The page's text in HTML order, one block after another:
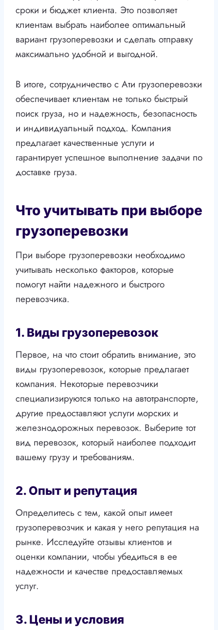
сроки и бюджет клиента. Это позволяет
клиентам выбрать наиболее оптимальный
вариант грузоперевозки и сделать отправку
максимально удобной и выгодной.
В итоге, сотрудничество с Ати грузоперевозки
обеспечивает клиентам не только быстрый
поиск груза, но и надежность, безопасность
и индивидуальный подход. Компания
предлагает качественные услуги и
гарантирует успешное выполнение задачи по
доставке груза.
Что учитывать при выборе
грузоперевозки
При выборе грузоперевозки необходимо
учитывать несколько факторов, которые
помогут найти надежного и быстрого
перевозчика.
1. Виды грузоперевозок
Первое, на что стоит обратить внимание, это
виды грузоперевозок, которые предлагает
компания. Некоторые перевозчики
специализируются только на автотранспорте,
другие предоставляют услуги морских и
железнодорожных перевозок. Выберите тот
вид перевозок, который наиболее подходит
вашему грузу и требованиям.
2. Опыт и репутация
Определитесь с тем, какой опыт имеет
грузоперевозчик и какая у него репутация на
рынке. Исследуйте отзывы клиентов и
оценки компании, чтобы убедиться в ее
надежности и качестве предоставляемых
услуг.
3. Цены и условия